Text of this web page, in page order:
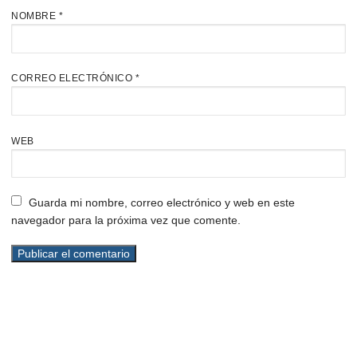
NOMBRE *
CORREO ELECTRÓNICO *
WEB
Guarda mi nombre, correo electrónico y web en este
navegador para la próxima vez que comente.